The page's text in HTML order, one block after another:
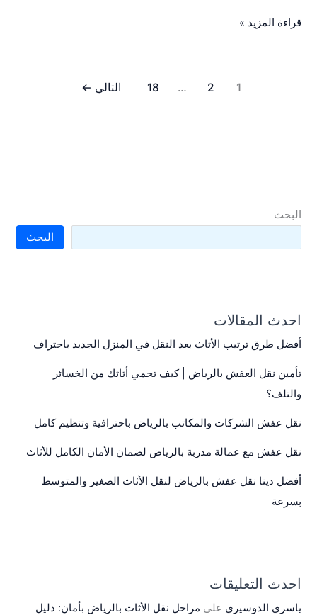
قراءة المزيد »
1
2
…
18 التالي ←
البحث
البحث
احدث المقالات
أفضل طرق ترتيب الأثاث بعد النقل في المنزل الجديد باحتراف
تأمين نقل العفش بالرياض | كيف تحمي أثاثك من الخسائر
والتلف؟
نقل عفش الشركات والمكاتب بالرياض باحترافية وتنظيم كامل
نقل عفش مع عمالة مدربة بالرياض لضمان الأمان الكامل للأثاث
أفضل دينا نقل عفش بالرياض لنقل الأثاث الصغير والمتوسط
بسرعة
احدث التعليقات
ياسري الدوسيري على مراحل نقل الأثاث بالرياض بأمان: دليل